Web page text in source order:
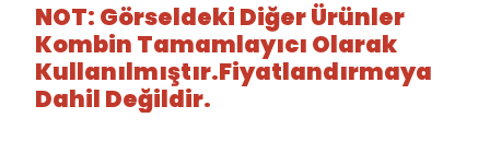
NOT: Görseldeki Diğer Ürünler
Kombin Tamamlayıcı Olarak
Kullanılmıştır.Fiyatlandırmaya
Dahil Değildir.